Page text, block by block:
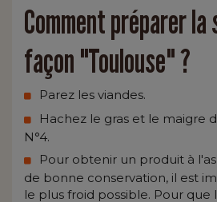
Comment préparer la
façon "Toulouse" ?
Parez les viandes.
Hachez le gras et le maigre
N°4.
Pour obtenir un produit à
de bonne conservation, il est
le plus froid possible. Pour que